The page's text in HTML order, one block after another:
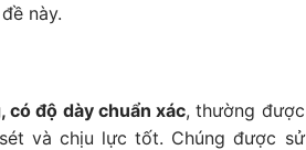
này.
có độ dày chuẩn xác, thường được
và chịu lực tốt. Chúng được sử